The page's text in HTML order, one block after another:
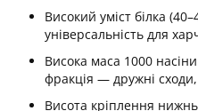
Високий уміст білка
універсальність для
Висока маса 1000
фракція — дружні
Висота кріплення